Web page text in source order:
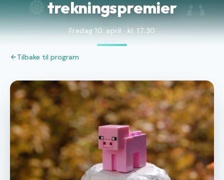
trekningspremier
Fredag 10. april · kl. 17:30
Tilbake til program